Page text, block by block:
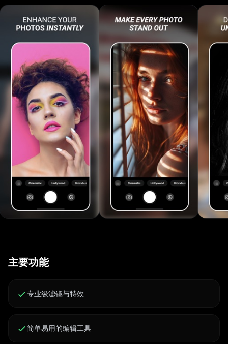
选择滤镜，拍照前即可查看效果。 • 自定义LUT与色彩分
级：应用高级色彩校正，打造专业视觉效果。 • 无缝保存
与分享：以高分辨率导出照片，一键分享到社交平台。 专
为实时摄影打造 不同于传统照片编辑器，Filtr 让摄影更高
效！无需繁琐后期处理，选择滤镜，实时调整，轻松捕捉完
美瞬间！
主要功能
专业级滤镜与特效
简单易用的编辑工具